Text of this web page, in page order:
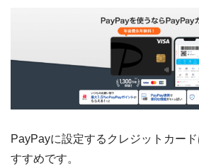
PayPayに設定するクレジットカード
すすめです。